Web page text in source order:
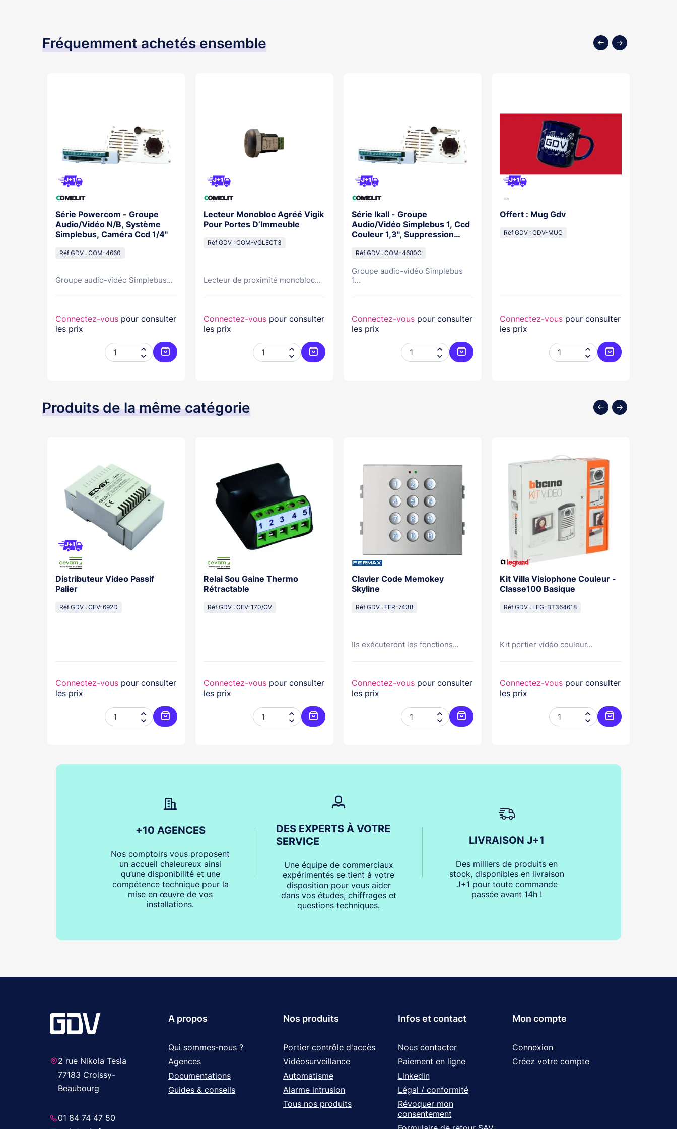
Fréquemment achetés ensemble
Série Powercom - Groupe
Audio/Vidéo N/B, Système
Simplebus, Caméra Ccd 1/4"
Réf GDV : COM-4660
Groupe audio-vidéo Simplebus...
Connectez-vous pour consulter
les prix


Ajouter au panier
Lecteur Monobloc Agréé Vigik
Pour Portes D’Immeuble
Réf GDV : COM-VGLECT3
Lecteur de proximité monobloc...
Connectez-vous pour consulter
les prix


Ajouter au panier
Série Ikall - Groupe
Audio/Vidéo Simplebus 1, Ccd
Couleur 1,3", Suppression
Réf GDV : COM-4680C
Groupe audio-vidéo Simplebus
1...
Connectez-vous pour consulter
les prix


Ajouter au panier
Offert : Mug Gdv
Réf GDV : GDV-MUG
Connectez-vous pour consulter
les prix


Ajouter au panier
Produits de la même catégorie
Distributeur Video Passif
Palier
Réf GDV : CEV-692D
Connectez-vous pour consulter
les prix


Ajouter au panier
Relai Sou Gaine Thermo
Rétractable
Réf GDV : CEV-170/CV
Connectez-vous pour consulter
les prix


Ajouter au panier
Clavier Code Memokey
Skyline
Réf GDV : FER-7438
Ils exécuteront les fonctions...
Connectez-vous pour consulter
les prix


Ajouter au panier
Kit Villa Visiophone Couleur -
Classe100 Basique
Réf GDV : LEG-BT364618
Kit portier vidéo couleur...
Connectez-vous pour consulter
les prix


Ajouter au panier
+10 AGENCES
Nos comptoirs vous proposent
un accueil chaleureux ainsi
qu’une disponibilité et une
compétence technique pour la
mise en œuvre de vos
installations.
DES EXPERTS À VOTRE
SERVICE
Une équipe de commerciaux
expérimentés se tient à votre
disposition pour vous aider
dans vos études, chiffrages et
questions techniques.
LIVRAISON J+1
Des milliers de produits en
stock, disponibles en livraison
J+1 pour toute commande
passée avant 14h !
2 rue Nikola Tesla
77183 Croissy-
Beaubourg
01 84 74 47 50
A propos
Qui sommes-nous ?
Agences
Documentations
Guides & conseils
Nos produits
Portier contrôle d'accès
Vidéosurveillance
Automatisme
Alarme intrusion
Tous nos produits
Infos et contact
Nous contacter
Paiement en ligne
Linkedin
Légal / conformité
Révoquer mon
consentement
Mon compte
Connexion
Créez votre compte